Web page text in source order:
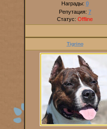
Награды: 0
Репутация: 7
Статус: Offline
Tigrino